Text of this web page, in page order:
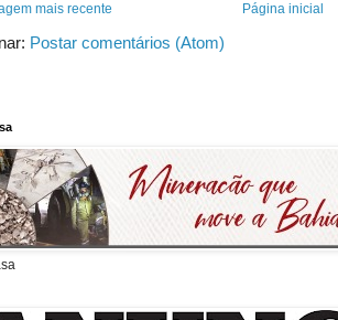
mais recente Página inicial
Postar comentários (Atom)